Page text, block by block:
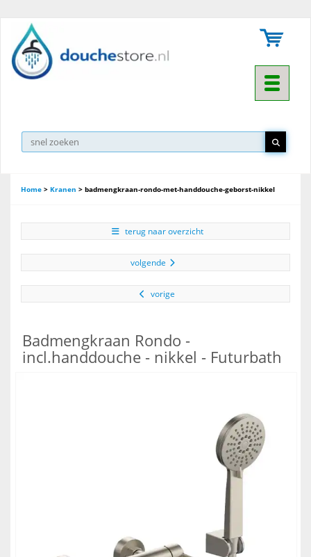
Toggle
Home > Kranen > badmengkraan-rondo-met-handdouche-geborst-nikkel
terug naar overzicht
volgende
vorige
Badmengkraan Rondo -
incl.handdouche - nikkel - Futurbath